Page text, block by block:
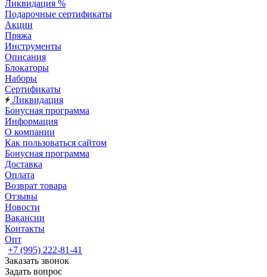
Ликвидация %
Подарочные сертификаты
Акции
Пряжа
Инструменты
Описания
Блокаторы
Наборы
Сертификаты
Ликвидация
Бонусная программа
Информация
О компании
Как пользоваться сайтом
Бонусная программа
Доставка
Оплата
Возврат товара
Отзывы
Новости
Вакансии
Контакты
Опт
+7 (995) 222-81-41
Заказать звонок
Задать вопрос